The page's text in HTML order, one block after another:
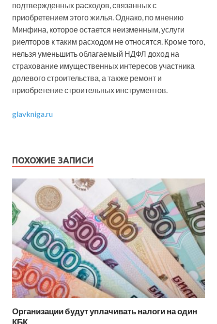
подтвержденных расходов, связанных с
приобретением этого жилья. Однако, по мнению
Минфина, которое остается неизменным, услуги
риелторов к таким расходом не относятся. Кроме того,
нельзя уменьшить облагаемый НДФЛ доход на
страхование имущественных интересов участника
долевого строительства, а также ремонт и
приобретение строительных инструментов.
glavkniga.ru
ПОХОЖИЕ ЗАПИСИ
Организации будут уплачивать налоги на один